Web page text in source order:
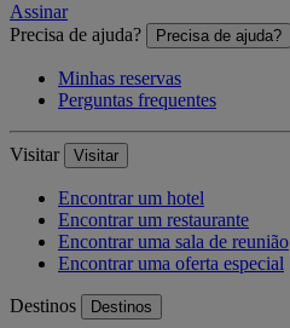
Assinar
Precisa de ajuda?
Precisa de ajuda?
Minhas reservas
Perguntas frequentes
Visitar Visitar
Encontrar um hotel
Encontrar um restaurante
Encontrar uma sala de reunião
Encontrar uma oferta especial
Destinos Destinos